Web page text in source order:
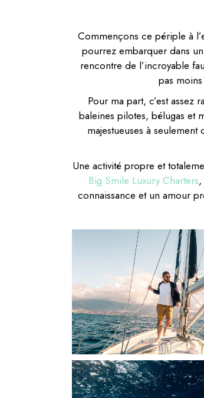
Commençons ce périple à
pourrez embarquer dans
rencontre de l’incroyable
pas
Pour ma part, c’est assez
baleines pilotes, bélugas et
majestueuses à
Une activité propre et
Big Smile Luxury Charters
connaissance et un amour